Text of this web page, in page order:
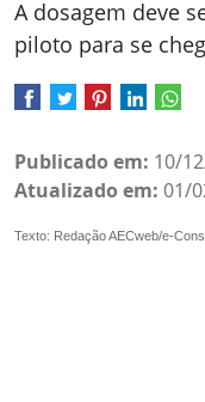
A dosagem deve
piloto para se
Publicado em: 10/
Atualizado em: 01/
Texto: Redação AECweb/e-